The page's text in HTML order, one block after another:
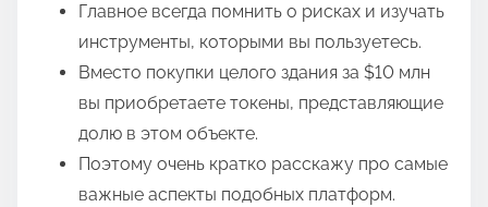
Главное всегда помнить о рисках и изучать
инструменты, которыми вы пользуетесь.
Вместо покупки целого здания за $10 млн
вы приобретаете токены, представляющие
долю в этом объекте.
Поэтому очень кратко расскажу про самые
важные аспекты подобных платформ.